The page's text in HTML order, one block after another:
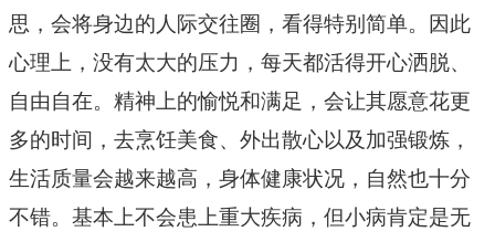
思，会将身边的人际交往圈，看得特别简单。因此
心理上，没有太大的压力，每天都活得开心洒脱、
自由自在。精神上的愉悦和满足，会让其愿意花更
多的时间，去烹饪美食、外出散心以及加强锻炼，
生活质量会越来越高，身体健康状况，自然也十分
不错。基本上不会患上重大疾病，但小病肯定是无